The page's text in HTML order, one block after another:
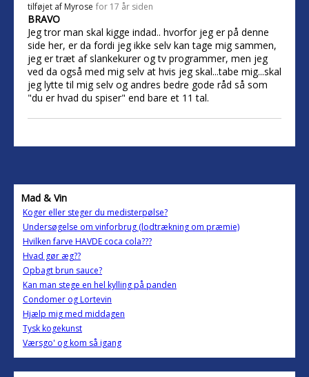
tilføjet af Myrose for 17 år siden
BRAVO
Jeg tror man skal kigge indad.. hvorfor jeg er på denne
side her, er da fordi jeg ikke selv kan tage mig sammen,
jeg er træt af slankekurer og tv programmer, men jeg
ved da også med mig selv at hvis jeg skal...tabe mig...skal
jeg lytte til mig selv og andres bedre gode råd så som
"du er hvad du spiser" end bare et 11 tal.
Mad & Vin
Koger eller steger du medisterpølse?
Undersøgelse om vinforbrug (lodtrækning om præmie)
Hvilken farve HAVDE coca cola???
Hvad gør æg??
Opbagt brun sauce?
Kan man stege en hel kylling på panden
Condomer og Lortevin
Hjælp mig med middagen
Tysk kogekunst
Værsgo' og kom så igang